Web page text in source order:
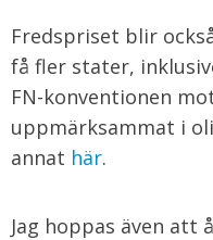
Fredspriset blir
få fler stater,
FN-konventionen
uppmärksammat i
annat här.
Jag hoppas även